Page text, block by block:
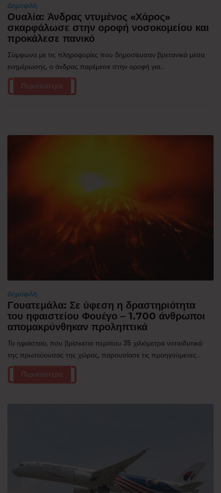
Δημοφιλή
Ουαλία: Άνδρας ντυμένος «Χάρος»
σκαρφάλωσε στην οροφή νοσοκομείου και
προκάλεσε πανικό
Σύμφωνα με τις πληροφορίες που δημοσίευσαν βρετανικά μέσα
ενημέρωσης, ο άνδρας παρέμεινε στην οροφή για...
Περισσότερα
Δημοφιλή
Γουατεμάλα: Σε ύφεση η δραστηριότητα
του ηφαιστείου Φουέγο – 1.700 άνθρωποι
απομακρύνθηκαν προληπτικά
Το ηφαίστειο, που βρίσκεται περίπου 35 χιλιόμετρα νοτιοδυτικά
της πρωτεύουσας της χώρας, παρουσίασε τις προηγούμενες...
Περισσότερα